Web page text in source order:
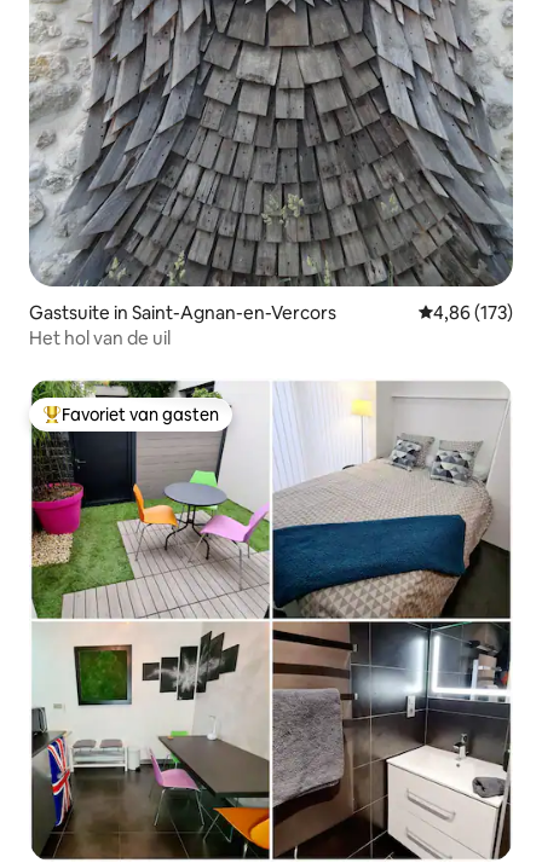
Gastsuite in Saint-Agnan-en-Vercors Gemiddelde
4,86 (173)
Het hol van de uil
Topfavoriet van gasten
Favoriet van gasten